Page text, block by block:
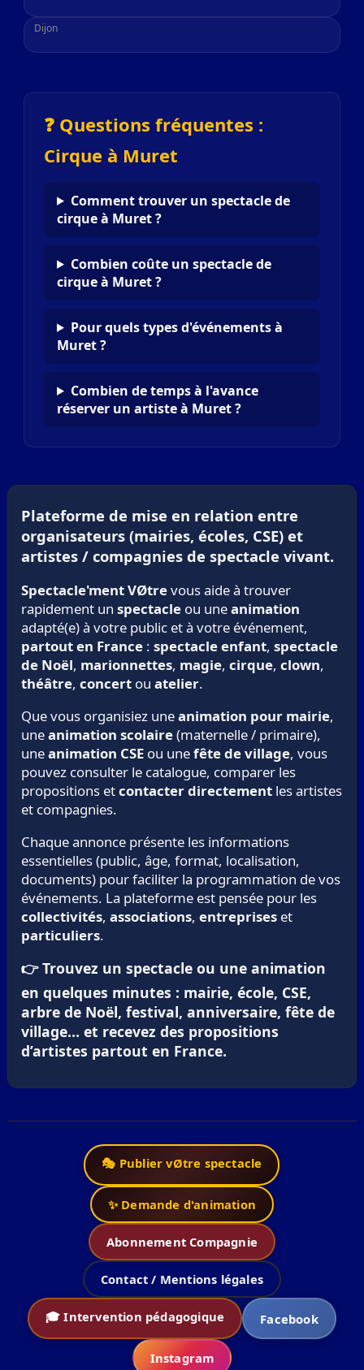
Dijon
❓ Questions fréquentes :
Cirque à Muret
Comment trouver un spectacle de
cirque à Muret ?
Combien coûte un spectacle de
cirque à Muret ?
Pour quels types d'événements à
Muret ?
Combien de temps à l'avance
réserver un artiste à Muret ?
Plateforme de mise en relation entre
organisateurs (mairies, écoles, CSE) et
artistes / compagnies de spectacle vivant.
Spectacle'ment VØtrevous aide à trouver
rapidement un spectacleou uneanimation
adapté(e) à votre public et à votre événement,
partout en France: spectacle enfant, spectacle
de Noël, marionnettes, magie, cirque, clown,
théâtre, concertou atelier.
Que vous organisiez uneanimation pour mairie,
uneanimation scolaire(maternelle / primaire),
uneanimation CSEou unefête de village, vous
pouvez consulter le catalogue, comparer les
propositions etcontacter directementles artistes
et compagnies.
Chaque annonce présente les informations
essentielles (public, âge, format, localisation,
documents) pour faciliter la programmation de vos
événements. La plateforme est pensée pour les
collectivités, associations, entrepriseset
particuliers.
👉 Trouvez un spectacle ou une animation
en quelques minutes : mairie, école, CSE,
arbre de Noël, festival, anniversaire, fête de
village… et recevez des propositions
d’artistes partout en France.
🎭 Publier vØtre spectacle
✨ Demande d'animation
Abonnement Compagnie
Contact / Mentions légales
🎓 Intervention pédagogique Facebook
Instagram